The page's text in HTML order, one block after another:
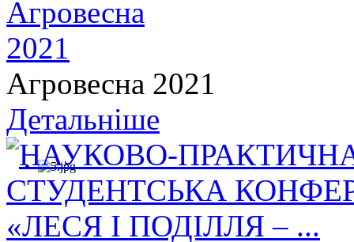
Агровесна 2021
Детальніше